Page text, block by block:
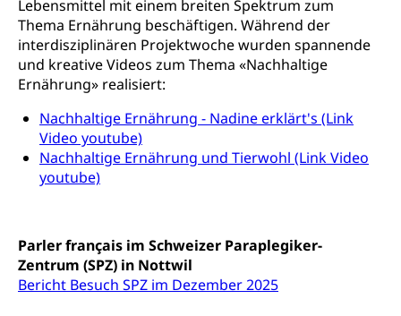
Lebensmittel mit einem breiten Spektrum zum
Thema Ernährung beschäftigen. Während der
interdisziplinären Projektwoche wurden spannende
und kreative Videos zum Thema «Nachhaltige
Ernährung» realisiert:
Nachhaltige Ernährung - Nadine erklärt's (Link
Video youtube)
Nachhaltige Ernährung und Tierwohl (Link Video
youtube)
Parler français im Schweizer Paraplegiker-
Zentrum (SPZ) in Nottwil
Bericht Besuch SPZ im Dezember 2025
Umgang mit Beschwerden (Volksschulen)
Beschwerde Strassenverkehrsamt
Beschwerdestelle Spitäler
Schlichtungsstelle SEG
Rassismus
Diskriminierung, Fremdenfeindlichkeit,
Gleichberechtigung
Anlaufstelle Schutz vor Diskriminierung
(fabia)
Schutz vor Diskriminierung
Strafregister und Strafverfahren
Strafrecht, Strafrechtspflege, Gerichtsverfahren,
Strafregistereintrag, Strafregisterauszug,
Kriminalität
Vormundschaftsbehörde, Kindesschutz,
Jugendschutz
Kindes- und Erwachsenenschutz KESB